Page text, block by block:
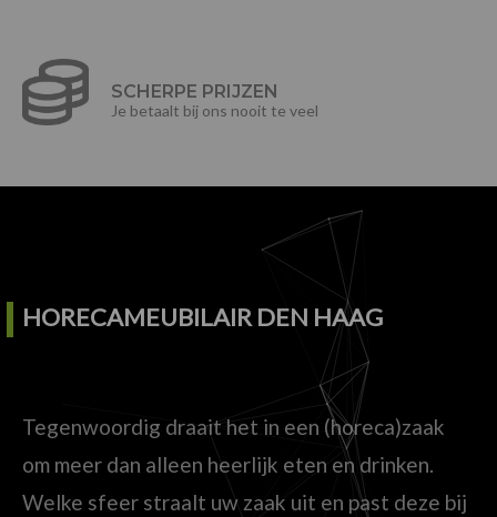
SCHERPE PRIJZEN
Je betaalt bij ons nooit te veel
HORECAMEUBILAIR DEN HAAG
Tegenwoordig draait het in een (horeca)zaak
om meer dan alleen heerlijk eten en drinken.
Welke sfeer straalt uw zaak uit en past deze bij